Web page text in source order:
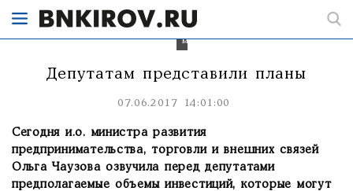
рабочих
мест
Депутатам представили планы
07.06.2017 14:01:00
Сегодня и.о. министра развития
предпринимательства, торговли и внешних связей
Ольга Чаузова озвучила перед депутатами
предполагаемые объемы инвестиций, которые могут